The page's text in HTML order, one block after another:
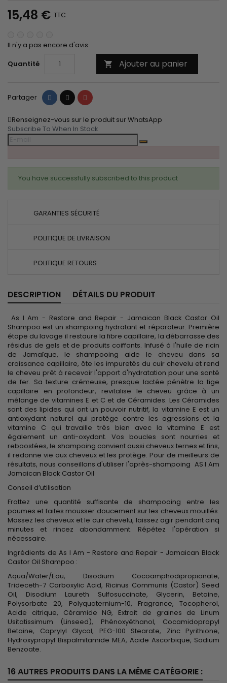
15,48 € TTC
Il n'y a pas encore d'avis.
Quantité
 Ajouter au panier
Partager PartagerTweet Pinterest
Renseignez-vous sur le produit sur WhatsApp
Subscribe To When In Stock
You have successfully subscribed to this product
GARANTIES SÉCURITÉ
POLITIQUE DE LIVRAISON
POLITIQUE RETOURS
DESCRIPTION DÉTAILS DU PRODUIT
As I Am - Restore and Repair - Jamaican Black Castor Oil
Shampoo est un shampoing hydratant et réparateur. Première
étape du lavage il restaure la fibre capillaire, la débarrasse des
résidus de gels et de produits coiffants. Infusé à l'huile de ricin
de Jamaïque, le shampooing aide le cheveu dans sa
croissance capillaire, ôte les impuretés du cuir chevelu et rend
le cheveu prêt à recevoir l'apport d'hydratation pour une santé
de fer. Sa texture crémeuse, presque lactée pénètre la tige
capillaire en profondeur, revitalise le cheveu grâce à un
mélange de vitamines E et C et de Céramides. Les Céramides
sont des lipides qui ont un pouvoir nutritif, la vitamine E est un
antioxydant naturel qui protège contre les agressions et la
vitamine C qui travaille très bien avec la vitamine E est
également un anti-oxydant. Vos boucles sont nourries et
reboostées, le shampoing convient aussi cheveux ternes et fins,
il redonne vie aux cheveux et les protège. Pour de meilleurs de
résultats, nous conseillons d'utiliser l'après-shampoing AS I Am
Jamaican Black Castor Oil
Conseil d’utilisation
Frottez une quantité suffisante de shampooing entre les
paumes et faites mousser doucement sur les cheveux mouillés.
Massez les cheveux et le cuir chevelu, laissez agir pendant cinq
minutes et rincez abondamment. Répétez l'opération si
nécessaire.
Ingrédients de As I Am - Restore and Repair - Jamaican Black
Castor Oil Shampoo :
Aqua/Water/Eau, Disodium Cocoamphodipropionate,
Trideceth-7 Carboxylic Acid, Ricinus Communis (Castor) Seed
Oil, Disodium Laureth Sulfosuccinate, Glycerin, Betaine,
Polysorbate 20, Polyquaternium-10, Fragrance, Tocopherol,
Acide citrique, Céramide NG, Extrait de graines de Linum
Usitatissimum (Linseed), Phénoxyéthanol, Cocamidopropyl
Betaine, Caprylyl Glycol, PEG-100 Stearate, Zinc Pyrithione,
Hydroxypropyl Bispalmitamide MEA, Acide Ascorbique, Sodium
Benzoate.
16 AUTRES PRODUITS DANS LA MÊME CATÉGORIE :